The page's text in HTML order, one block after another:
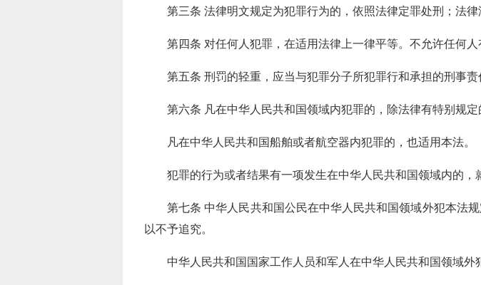
第三条 法律明文规定为犯罪行为的，依照法律定罪处刑；法
第四条 对任何人犯罪，在适用法律上一律平等。不允许任何人
第五条 刑罚的轻重，应当与犯罪分子所犯罪行和承担的刑事责
第六条 凡在中华人民共和国领域内犯罪的，除法律有特别规定
凡在中华人民共和国船舶或者航空器内犯罪的，也适用本法。
犯罪的行为或者结果有一项发生在中华人民共和国领域内的，
第七条 中华人民共和国公民在中华人民共和国领域外犯本法
以不予追究。
中华人民共和国国家工作人员和军人在中华人民共和国领域外